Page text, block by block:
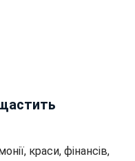
краси, фінансів,